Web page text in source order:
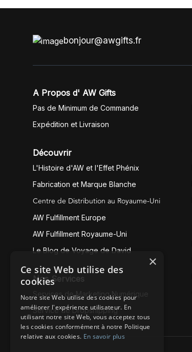
bonjour@awgifts.fr
A Propos d' AW Gifts
Pas de Minimum de Commande
Expédition et Livraison
Découvrir
L'Histoire d'AW et l'Effet Phénix
Fabrication et Marque Blanche
Centre de Distribution au Royaume-Uni
AW Fulfillment Europe
AW Fulfillment Royaume-Uni
Le Blog de Voyage de David
Nos Services
Services de Marketing Numérique
Service de Dropshipping
×
Ce site Web utilise des
cookies
Notre site Web utilise des cookies pour
améliorer l'expérience utilisateur. En
utilisant notre site Web, vous acceptez tous
les cookies conformément à notre Politique
relative aux cookies. En savoir plus